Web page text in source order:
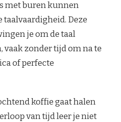
met buren kunnen
Deze
je om de taal
vaak zonder tijd om na te
of perfecte
koffie gaat halen
van tijd leer je niet